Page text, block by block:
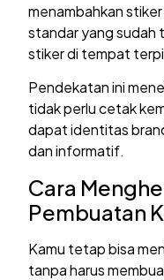
menambahkan
standar yang sudah
stiker di tempat
Pendekatan ini
tidak perlu cetak
dapat identitas
dan informatif.
Cara
Pembuatan
Kamu tetap bisa
tanpa harus